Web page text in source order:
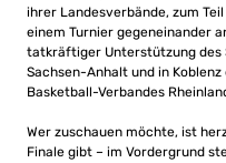
ihrer Landesverbände, zum
einem Turnier gegeneinander
tatkräftiger Unterstützung des
Sachsen-Anhalt und in
Basketball-Verbandes
Wer zuschauen möchte, ist
Finale gibt – im Vordergrund